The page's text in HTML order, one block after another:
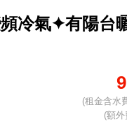
冷氣✦有陽台
(租金含水
(額